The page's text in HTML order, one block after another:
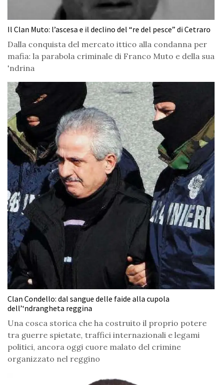
Il Clan Muto: l’ascesa e il declino del “re del pesce” di Cetraro
Dalla conquista del mercato ittico alla condanna per
mafia: la parabola criminale di Franco Muto e della sua
'ndrina
Clan Condello: dal sangue delle faide alla cupola
dell’‘ndrangheta reggina
Una cosca storica che ha costruito il proprio potere
tra guerre spietate, traffici internazionali e legami
politici, ancora oggi cuore malato del crimine
organizzato nel reggino